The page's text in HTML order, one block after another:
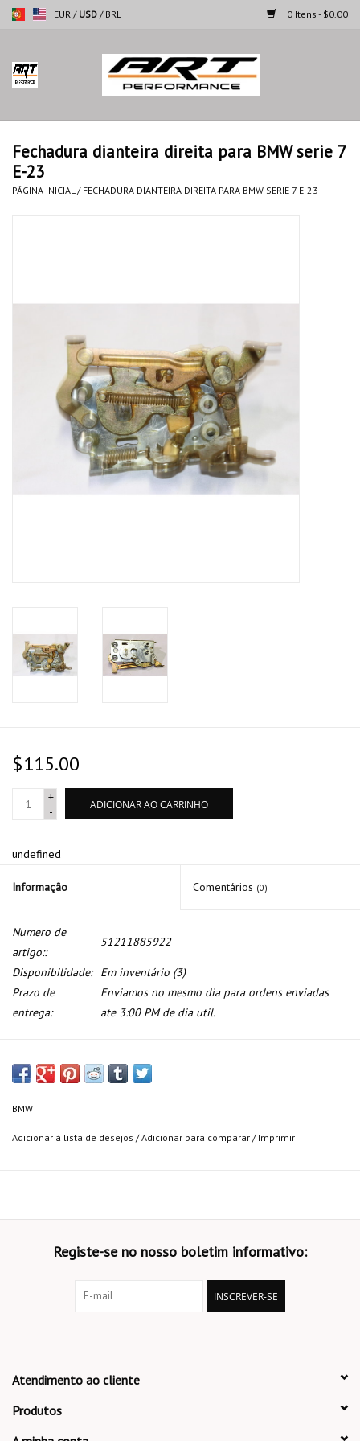
EUR / USD / BRL 0 Itens - $0.00
Página inicial
Motocicletas
Automoveis
Fechadura dianteira direita para BMW serie 7
E-23
PÁGINA INICIAL / FECHADURA DIANTEIRA DIREITA PARA BMW SERIE 7 E-23
$115.00
+
-
ADICIONAR AO CARRINHO
undefined
Informação Comentários (0)
Numero de
artigo::
51211885922
Disponibilidade: Em inventário (3)
Prazo de
entrega:
Enviamos no mesmo dia para ordens enviadas
ate 3:00 PM de dia util.
BMW
Adicionar à lista de desejos /Adicionar para comparar / Imprimir
Registe-se no nosso boletim informativo:
INSCREVER-SE
Atendimento ao cliente
Produtos